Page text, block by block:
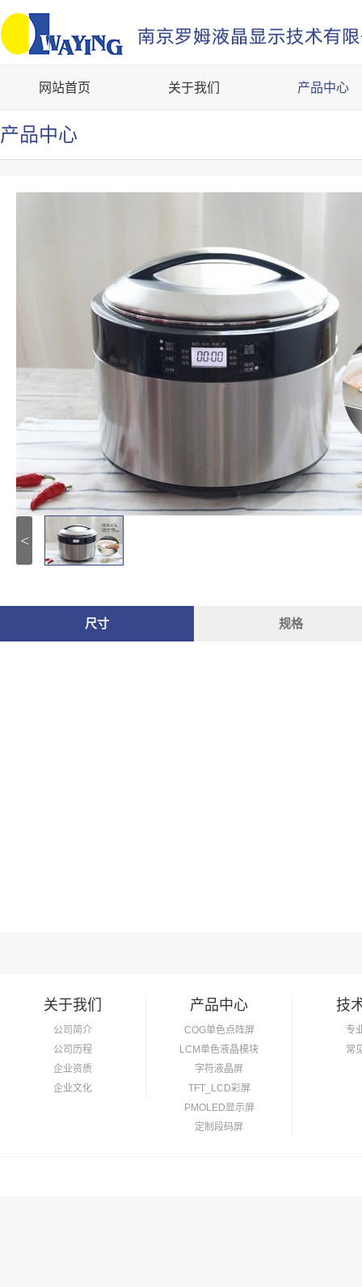
网站首页 关于我们 产品中心
产品中心
<
尺寸 规格
关于我们
公司简介
公司历程
企业资质
企业文化
产品中心
COG单色点阵屏
LCM单色液晶模块
字符液晶屏
TFT_LCD彩屏
PMOLED显示屏
定制段码屏
技
专
常